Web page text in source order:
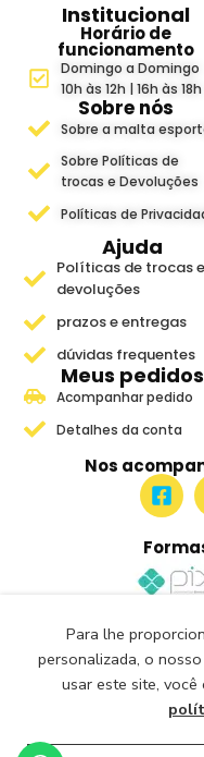
Institucional
Horário de
funcionamento
Domingo a Domingo
10h às 12h | 16h às 18h
Sobre nós
Sobre a malta
Sobre Políticas de
trocas e Devoluções
Políticas de
Ajuda
Políticas de trocas e
devoluções
prazos e entregas
dúvidas frequentes
Meus pedidos
Acompanhar pedido
Detalhes da conta
Nos
Site
Malta Esportes
Para lhe
personalizada, o
usar este site,